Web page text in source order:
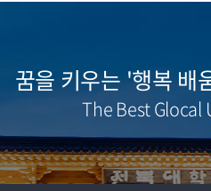
메뉴1-2
꿈을 키우는 '행복 배
The Best Glocal